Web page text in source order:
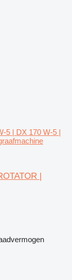
5 | DX 170 W-5 |
|